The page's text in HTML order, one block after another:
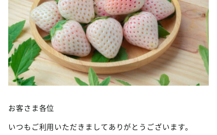
お客さま各位
いつもご利用いただきましてありがとうございます。